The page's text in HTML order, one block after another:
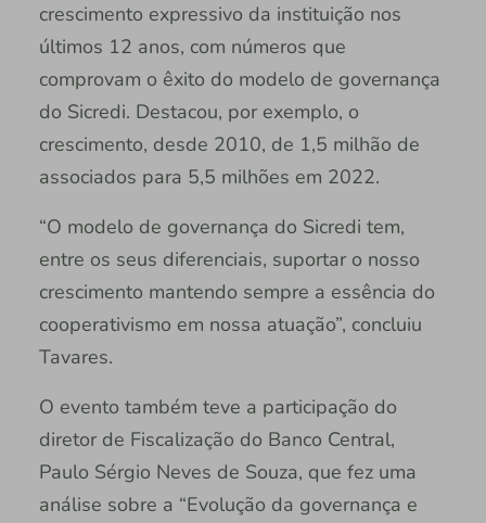
crescimento expressivo da instituição nos
últimos 12 anos, com números que
comprovam o êxito do modelo de governança
do Sicredi. Destacou, por exemplo, o
crescimento, desde 2010, de 1,5 milhão de
associados para 5,5 milhões em 2022.
“O modelo de governança do Sicredi tem,
entre os seus diferenciais, suportar o nosso
crescimento mantendo sempre a essência do
cooperativismo em nossa atuação”, concluiu
Tavares.
O evento também teve a participação do
diretor de Fiscalização do Banco Central,
Paulo Sérgio Neves de Souza, que fez uma
análise sobre a “Evolução da governança e